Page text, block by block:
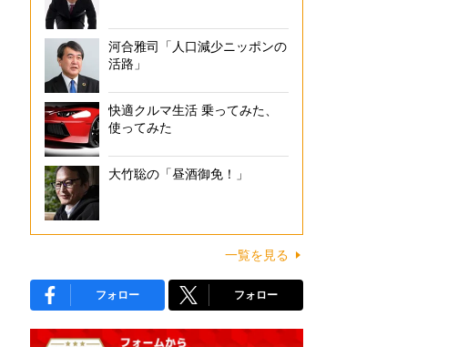
河合雅司「人口減少ニッポンの
活路」
快適クルマ生活 乗ってみた、
使ってみた
大竹聡の「昼酒御免！」
一覧を見る
フォロー フォロー